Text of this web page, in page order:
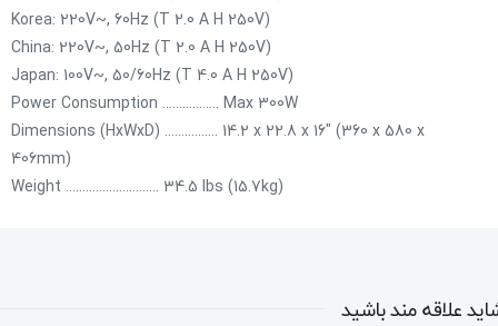
Korea: 220V~, 60Hz (T 2.0 A H 250V)
China: 220V~, 50Hz (T 2.0 A H 250V)
Japan: 100V~, 50/60Hz (T 4.0 A H 250V)
Power Consumption ................. Max 300W
Dimensions (HxWxD) ................ 14.2 x 22.8 x 16" (360 x 580 x
406mm)
Weight ............................ 34.5 lbs (15.7kg)
علاقه مند باشید